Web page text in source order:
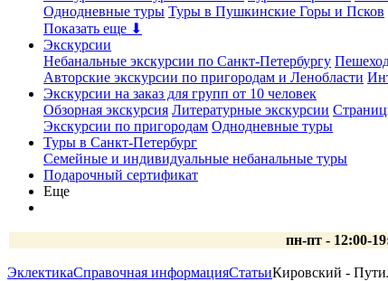
Однодневные туры Туры в Пушкинские Горы и Псков
Показать еще ⬇
Экскурсии
Небанальные экскурсии по Санкт-Петербургу
Авторские экскурсии по пригородам и Ленобласти
Экскурсии на заказ для групп от 10 человек
Обзорная экскурсия Литературные экскурсии
Экскурсии по пригородам Однодневные туры
Туры в Санкт-Петербург
Семейные и индивидуальные небанальные туры
Подарочный сертификат
Еще
пн-пт - 12:00-
ЭклектикаСправочная информацияСтатьиКировский -